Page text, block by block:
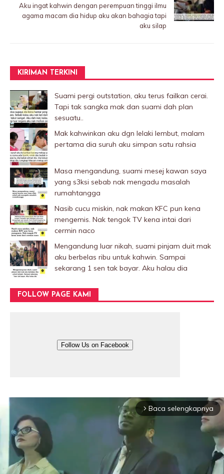
Aku ingat kahwin dengan perempuan tinggi ilmu
agama macam dia hidup aku akan bahagia tapi
aku silap
KIRIMAN TERKINI
Suami pergi outstation, aku terus failkan cerai.
Tapi tak sangka mak dan suami dah plan
sesuatu..
Mak kahwinkan aku dgn lelaki Iembut, malam
pertama dia suruh aku simpan satu rahsia
Masa mengandung, suami mesej kawan saya
yang s3ksi sebab nak mengadu masalah
rumahtangga
Nasib cucu miskin, nak makan KFC pun kena
mengemis. Nak tengok TV kena intai dari
cermin naco
Mengandung luar nikah, suami pinjam duit mak
aku berbelas ribu untuk kahwin. Sampai
sekarang 1 sen tak bayar. Aku halau dia
FOLLOW PAGE KAMI
Follow Us on Facebook
arrow_forward_ios Baca selengkapnya